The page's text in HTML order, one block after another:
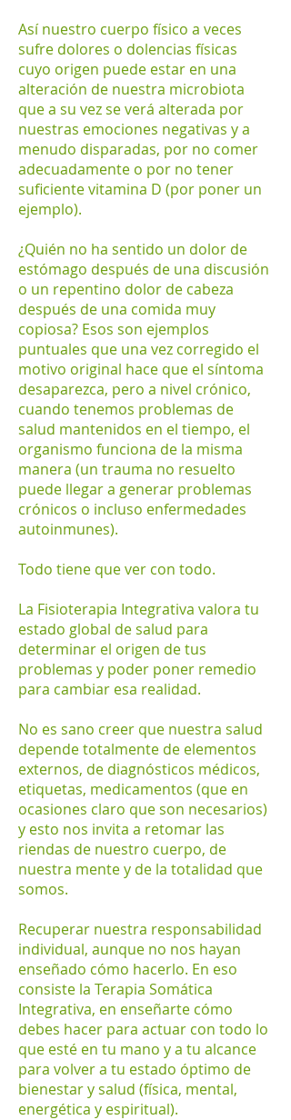
Así nuestro cuerpo físico a veces
sufre dolores o dolencias físicas
cuyo origen puede estar en una
alteración de nuestra microbiota
que a su vez se verá alterada por
nuestras emociones negativas y a
menudo disparadas, por no comer
adecuadamente o por no tener
suficiente vitamina D (por poner un
ejemplo).
¿Quién no ha sentido un dolor de
estómago después de una discusión
o un repentino dolor de cabeza
después de una comida muy
copiosa? Esos son ejemplos
puntuales que una vez corregido el
motivo original hace que el síntoma
desaparezca, pero a nivel crónico,
cuando tenemos problemas de
salud mantenidos en el tiempo, el
organismo funciona de la misma
manera (un trauma no resuelto
puede llegar a generar problemas
crónicos o incluso enfermedades
autoinmunes).
Todo tiene que ver con todo.
La Fisioterapia Integrativa valora tu
estado global de salud para
determinar el origen de tus
problemas y poder poner remedio
para cambiar esa realidad.
No es sano creer que nuestra salud
depende totalmente de elementos
externos, de diagnósticos médicos,
etiquetas, medicamentos (que en
ocasiones claro que son necesarios)
y esto nos invita a retomar las
riendas de nuestro cuerpo, de
nuestra mente y de la totalidad que
somos.
Recuperar nuestra responsabilidad
individual, aunque no nos hayan
enseñado cómo hacerlo. En eso
consiste la Terapia Somática
Integrativa, en enseñarte cómo
debes hacer para actuar con todo lo
que esté en tu mano y a tu alcance
para volver a tu estado óptimo de
bienestar y salud (física, mental,
energética y espiritual).